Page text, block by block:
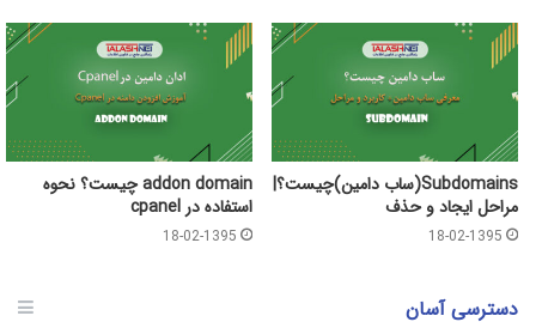
Subdomains(ساب دامین)چیست؟|
مراحل ایجاد و حذف
18-02-1395
addon domain چیست؟ نحوه
استفاده در cpanel
18-02-1395
دسترسی آسان